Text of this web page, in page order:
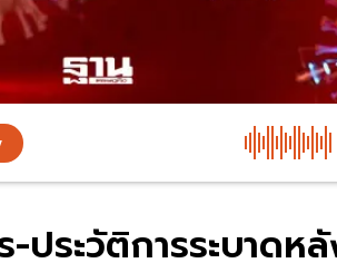
-ประวัติการระบาดห